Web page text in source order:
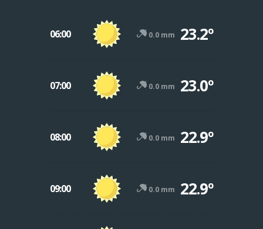
06:00 0.0 mm 23.2º
07:00 0.0 mm 23.0º
08:00 0.0 mm 22.9º
09:00 0.0 mm 22.9º